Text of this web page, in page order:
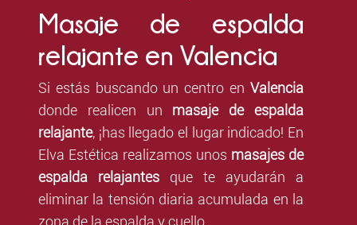
Masaje de espalda
relajante en Valencia
Si estás buscando un centro en Valencia
donde realicen un masaje de espalda
relajante, ¡has llegado el lugar indicado! En
Elva Estética realizamos unos masajes de
espalda relajantes que te ayudarán a
eliminar la tensión diaria acumulada en la
zona de la espalda y cuello.